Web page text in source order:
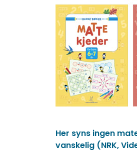
Her syns ingen
vanskelig (NRK,